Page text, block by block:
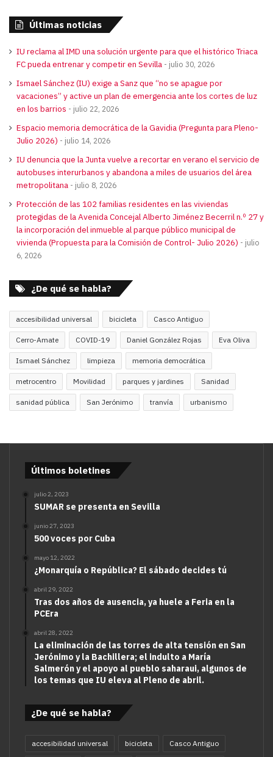
Últimas noticias
IU reclama al IMD una solución urgente para que el histórico Triaca
FC pueda entrenar y competir en Sevilla
julio 30, 2026
Ismael Sánchez (IU) exige a Sanz que “no se apague por
vacaciones” y active un plan de emergencia ante los cortes de luz
en los barrios
julio 22, 2026
Espacio memoria democrática de la Gavidia (Pregunta para Pleno-
Julio 2026)
julio 14, 2026
IU denuncia que la Junta vuelve a recortar en verano el servicio de
autobuses interurbanos y abandona a miles de usuarios del área
metropolitana
julio 8, 2026
Protección de las 102 familias residentes en las viviendas
protegidas de la Avenida Concejal Alberto Jiménez Becerril n.º 27 y
la incorporación del inmueble al parque público municipal de
vivienda (Propuesta para la Comisión de Control- Julio 2026)
julio
6, 2026
¿De qué se habla?
accesibilidad universal bicicleta Casco Antiguo
Cerro-Amate COVID-19 Daniel González Rojas Eva Oliva
Ismael Sánchez limpieza memoria democrática
metrocentro Movilidad parques y jardines Sanidad
sanidad pública San Jerónimo tranvía urbanismo
Últimos boletines
julio 2, 2023
SUMAR se presenta en Sevilla
junio 27, 2023
500 voces por Cuba
mayo 12, 2022
¿Monarquía o República? El sábado decides tú
abril 29, 2022
Tras dos años de ausencia, ya huele a Feria en la
PCEra
abril 28, 2022
La eliminación de las torres de alta tensión en San
Jerónimo y la Bachillera; el indulto a María
Salmerón y el apoyo al pueblo saharaui, algunos de
los temas que IU eleva al Pleno de abril.
¿De qué se habla?
accesibilidad universal bicicleta Casco Antiguo